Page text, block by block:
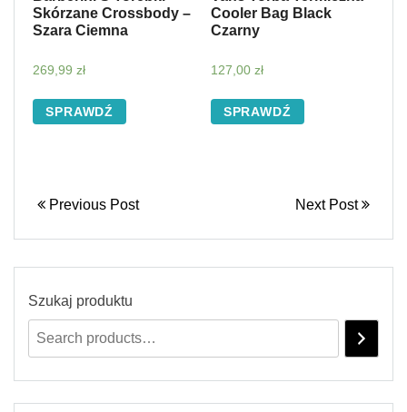
Skórzane Crossbody –
Szara Ciemna
269,99 zł
SPRAWDŹ
Cooler Bag Black
Czarny
127,00 zł
SPRAWDŹ
Previous Post Next Post
Szukaj produktu